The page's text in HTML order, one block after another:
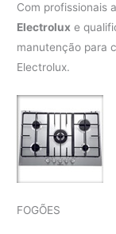
Com profissionais
Electrolux e
manutenção para
Electrolux.
FOGÕES